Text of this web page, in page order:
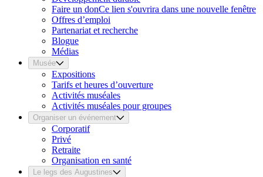
Faire un donCe lien s'ouvrira dans une nouvelle fenêtre
Offres d’emploi
Partenariat et recherche
Blogue
Médias
Musée
Expositions
Tarifs et heures d’ouverture
Activités muséales
Activités muséales pour groupes
Organiser un événement
Corporatif
Privé
Retraite
Organisation en santé
Le legs des Augustines